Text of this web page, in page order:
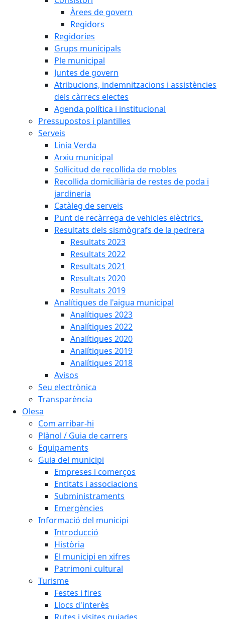
Àrees de govern
Regidors
Regidories
Grups municipals
Ple municipal
Juntes de govern
Atribucions, indemnitzacions i assistències
dels càrrecs electes
Agenda política i institucional
Pressupostos i plantilles
Serveis
Linia Verda
Arxiu municipal
Sol·licitud de recollida de mobles
Recollida domiciliària de restes de poda i
jardineria
Catàleg de serveis
Punt de recàrrega de vehicles elèctrics.
Resultats dels sismògrafs de la pedrera
Resultats 2023
Resultats 2022
Resultats 2021
Resultats 2020
Resultats 2019
Analítiques de l'aigua municipal
Analítiques 2023
Analítiques 2022
Analítiques 2020
Analítiques 2019
Analítiques 2018
Avisos
Seu electrònica
Transparència
Olesa
Com arribar-hi
Plànol / Guia de carrers
Equipaments
Guia del municipi
Empreses i comerços
Entitats i associacions
Subministraments
Emergències
Informació del municipi
Introducció
Història
El municipi en xifres
Patrimoni cultural
Turisme
Festes i fires
Llocs d'interès